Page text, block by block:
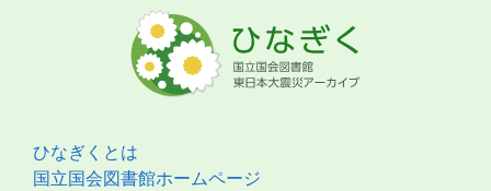
ひなぎくとは
国立国会図書館ホームページ